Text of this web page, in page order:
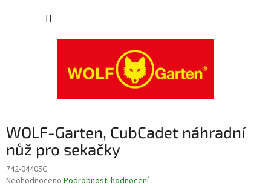
WOLF-Garten, CubCadet náhradní
nůž pro sekačky
742-04405C
Průměrné
Neohodnoceno Podrobnosti hodnocení